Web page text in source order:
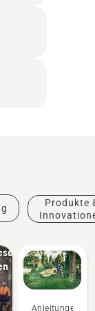
Produkte
Anleitungen